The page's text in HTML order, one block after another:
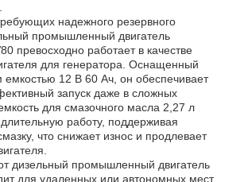
надежного резервного
промышленный двигатель
превосходно работает в качестве
для генератора. Оснащенный
емкостью 12 В 60 Ач, он обеспечивает
запуск даже в сложных
для смазочного масла 2,27 л
работу, поддерживая
что снижает износ и продлевает
дизельный промышленный двигатель
для удаленных или автономных мест,